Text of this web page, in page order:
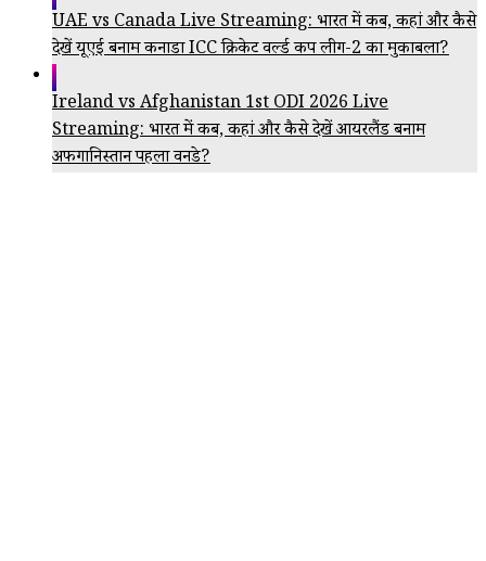
UAE vs Canada Live Streaming: भारत में कब, कहां और कैसे
देखें यूएई बनाम कनाडा ICC क्रिकेट वर्ल्ड कप लीग-2 का मुकाबला?
Ireland vs Afghanistan 1st ODI 2026 Live
Streaming: भारत में कब, कहां और कैसे देखें आयरलैंड बनाम
अफगानिस्तान पहला वनडे?